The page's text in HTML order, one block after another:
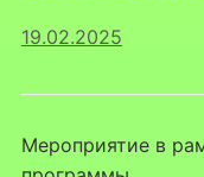
19.02.2025
Мероприятие в